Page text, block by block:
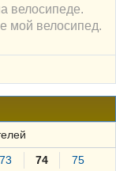
велосипеде.
мой велосипед.
73 74
75